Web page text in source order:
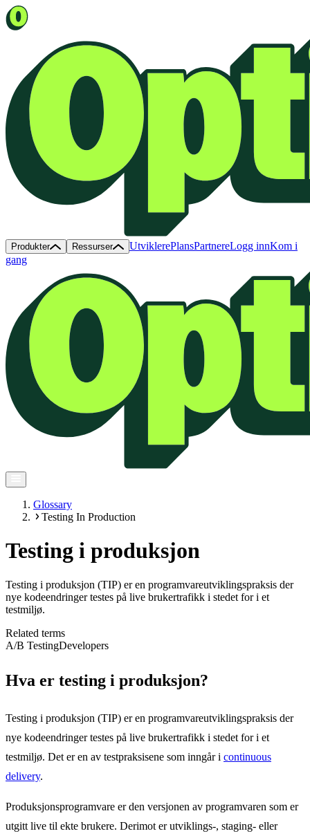
Produkter Ressurser UtviklerePlansPartnereLogg innKom i
gang
Glossary
Testing In Production
Testing i produksjon
Testing i produksjon (TIP) er en programvareutviklingspraksis der
nye kodeendringer testes på live brukertrafikk i stedet for i et
testmiljø.
Related terms
A/B TestingDevelopers
Hva er testing i produksjon?
Testing i produksjon (TIP) er en programvareutviklingspraksis der
nye kodeendringer testes på live brukertrafikk i stedet for i et
testmiljø. Det er en av testpraksisene som inngår i continuous
delivery.
Produksjonsprogramvare er den versjonen av programvaren som er
utgitt live til ekte brukere. Derimot er utviklings-, staging- eller